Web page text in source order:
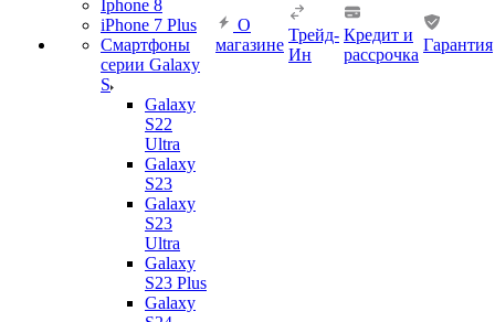
Iphone 8
iPhone 7 Plus
Смартфоны
серии Galaxy
S
Galaxy
S22
Ultra
Galaxy
S23
Galaxy
S23
Ultra
Galaxy
S23 Plus
Galaxy
О
магазине
Трейд-
Ин
Кредит и
рассрочка
Гарантия